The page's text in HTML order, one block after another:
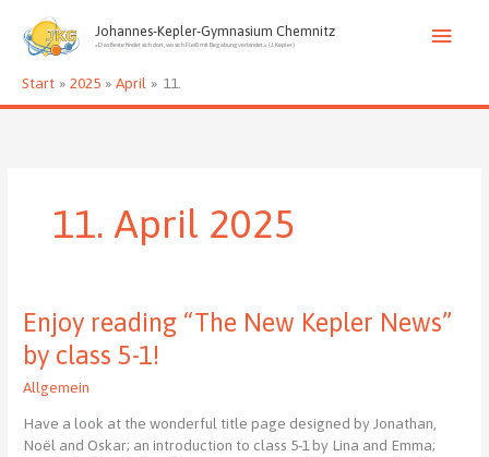
Inhalt
springen
Johannes-Kepler-Gymnasium Chemnitz
»Das Beste findet sich dort, wo sich Fleiß mit Begabung verbindet.« (J. Kepler)
Start 2025 April 11.
11. April 2025
Enjoy reading “The New Kepler News”
by class 5-1!
Allgemein
Have a look at the wonderful title page designed by Jonathan,
Noël and Oskar; an introduction to class 5-1 by Lina and Emma;